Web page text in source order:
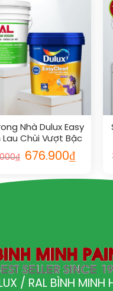
Nhà Dulux Easy
Lau Chùi Vượt Bậc
Bóng 5L
₫ 676.900₫
/ RAL BÌNH MINH